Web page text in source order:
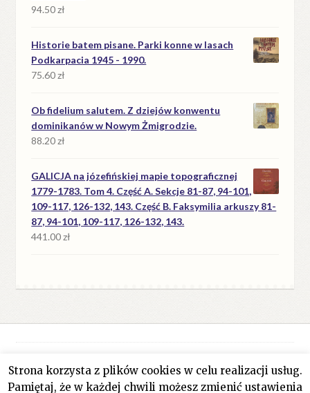
94.50zł
Historie batem pisane. Parki konne w lasach
Podkarpacia 1945 - 1990.
75.60zł
Ob fidelium salutem. Z dziejów konwentu
dominikanów w Nowym Żmigrodzie.
88.20zł
GALICJA na józefińskiej mapie topograficznej
1779-1783. Tom 4. Część A. Sekcje 81-87, 94-101,
109-117, 126-132, 143. Część B. Faksymilia arkuszy 81-
87, 94-101, 109-117, 126-132, 143.
441.00zł
© Antykwariat Filar 2026
Polityka prywatności
Stworzone z WooCommerce.
Strona korzysta z plików cookies w celu realizacji usług.
Pamiętaj, że w każdej chwili możesz zmienić ustawienia